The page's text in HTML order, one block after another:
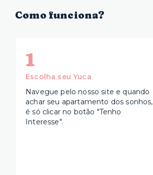
Como funciona?
1
Escolha seu Yuca
Navegue pelo nosso site e quando
achar seu apartamento dos sonhos,
é só clicar no botão "Tenho
Interesse".